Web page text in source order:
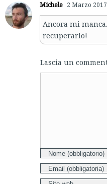
Michele 2 Marzo
Ancora mi
recuperarlo!
Lascia un